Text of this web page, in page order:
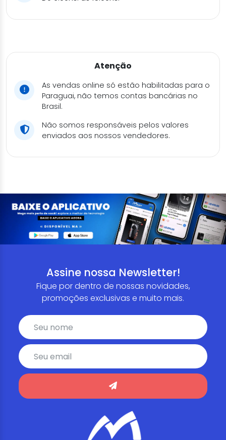
Atenção
As vendas online só estão habilitadas para o
Paraguai, não temos contas bancárias no
Brasil.
Não somos responsáveis pelos valores
enviados aos nossos vendedores.
Assine nossa Newsletter!
Fique por dentro de nossas novidades,
promoções exclusivas e muito mais.